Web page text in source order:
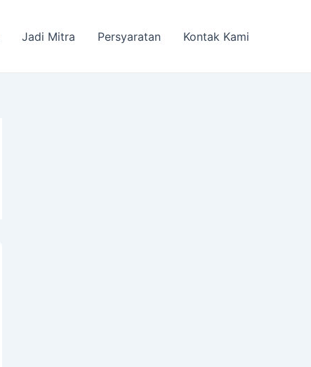
Jadi Mitra Persyaratan Kontak Kami